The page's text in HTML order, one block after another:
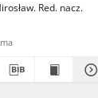
Red. nacz.